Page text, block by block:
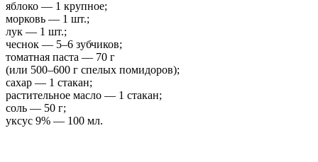
яблоко — 1 крупное;
морковь — 1 шт.;
лук — 1 шт.;
чеснок — 5–6 зубчиков;
томатная паста — 70 г
(или 500–600 г спелых помидоров);
сахар — 1 стакан;
растительное масло — 1 стакан;
соль — 50 г;
уксус 9% — 100 мл.